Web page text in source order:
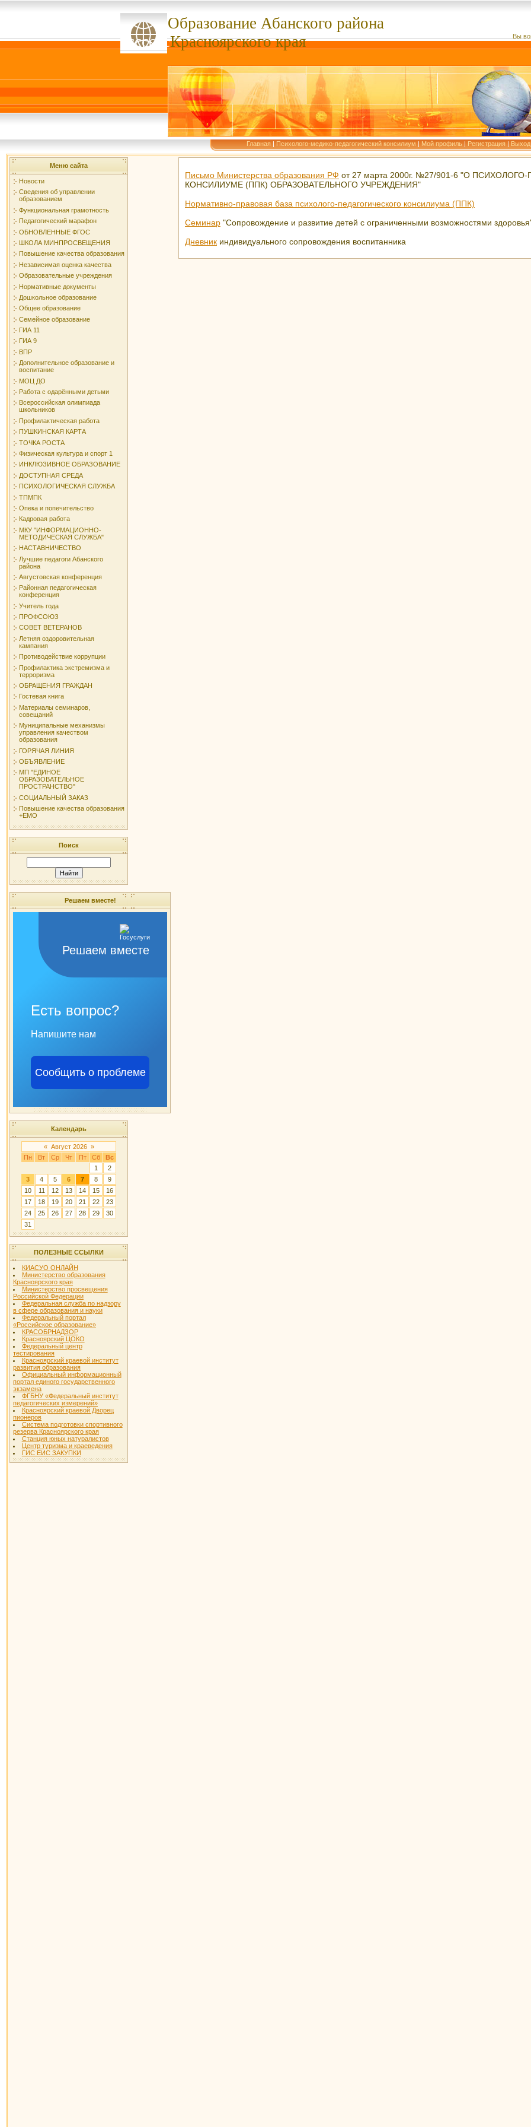
Образование Абанского района
сссссссКрасноярского края Вы
Главная| Психолого-медико-педагогический консилиум | Мой профиль| Регистрация| Выход
Меню сайта
Новости
Сведения об управлении
образованием
Функциональная грамотность
Педагогический марафон
ОБНОВЛЕННЫЕ ФГОС
ШКОЛА МИНПРОСВЕЩЕНИЯ
Повышение качества образования
Независимая оценка качества
Образовательные учреждения
Нормативные документы
Дошкольное образование
Общее образование
Семейное образование
ГИА 11
ГИА 9
ВПР
Дополнительное образование и
воспитание
МОЦ ДО
Работа с одарёнными детьми
Всероссийская олимпиада
школьников
Профилактическая работа
ПУШКИНСКАЯ КАРТА
ТОЧКА РОСТА
Физическая культура и спорт 1
ИНКЛЮЗИВНОЕ ОБРАЗОВАНИЕ
ДОСТУПНАЯ СРЕДА
ПСИХОЛОГИЧЕСКАЯ СЛУЖБА
ТПМПК
Опека и попечительство
Кадровая работа
МКУ "ИНФОРМАЦИОННО-
МЕТОДИЧЕСКАЯ СЛУЖБА"
НАСТАВНИЧЕСТВО
Лучшие педагоги Абанского
района
Августовская конференция
Районная педагогическая
конференция
Учитель года
ПРОФСОЮЗ
СОВЕТ ВЕТЕРАНОВ
Летняя оздоровительная
кампания
Противодействие коррупции
Профилактика экстремизма и
терроризма
ОБРАЩЕНИЯ ГРАЖДАН
Гостевая книга
Материалы семинаров,
совещаний
Муниципальные механизмы
управления качеством
образования
ГОРЯЧАЯ ЛИНИЯ
ОБЪЯВЛЕНИЕ
МП "ЕДИНОЕ
ОБРАЗОВАТЕЛЬНОЕ
ПРОСТРАНСТВО"
СОЦИАЛЬНЫЙ ЗАКАЗ
Повышение качества образования
+ЕМО
Поиск
Решаем вместе!
Решаем вместе
Есть вопрос?
Напишите нам
Сообщить о проблеме
Календарь
« Август 2026 »
Пн
Вт Ср Чт Пт Сб
Вс
1
2
3
4 5 6 7 8
9
10
11 12 13 14 15
16
17
18 19 20 21 22
23
24
25 26 27 28 29
30
31
ПОЛЕЗНЫЕ ССЫЛКИ
КИАСУО ОНЛАЙН
Министерство образования
Красноярского края
Министерство просвещения
Российской Федерации
Федеральная служба по надзору
в сфере образования и науки
Федеральный портал
«Российское образование»
КРАСОБРНАДЗОР
Красноярский ЦОКО
Федеральный центр
тестирования
Красноярский краевой институт
развития образования
Официальный информационный
портал единого государственного
экзамена
ФГБНУ «Федеральный институт
педагогических измерений»
Красноярский краевой Дворец
пионеров
Система подготовки спортивного
резерва Красноярского края
Станция юных натуралистов
Центр туризма и краеведения
ГИС ЕИС ЗАКУПКИ
Письмо Министерства образования РФ от 27 марта 2000г. №27/901-6 "О
КОНСИЛИУМЕ (ППК) ОБРАЗОВАТЕЛЬНОГО УЧРЕЖДЕНИЯ"
Нормативно-правовая база психолого-педагогического консилиума (ППК)
Семинар "Сопровождение и развитие детей с ограниченными возможностями
Дневник индивидуального сопровождения воспитанника